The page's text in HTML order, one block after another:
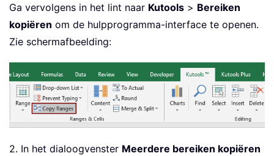
Ga vervolgens in het lint naar Kutools > Bereiken
kopiëren om de hulpprogramma-interface te openen.
Zie schermafbeelding:
2. In het dialoogvenster Meerdere bereiken kopiëren